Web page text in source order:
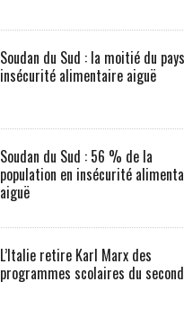
Soudan du Sud : la moitié du
insécurité alimentaire aiguë
Soudan du Sud : 56 % de la
population en insécurité
aiguë
L’Italie retire Karl Marx des
programmes scolaires du